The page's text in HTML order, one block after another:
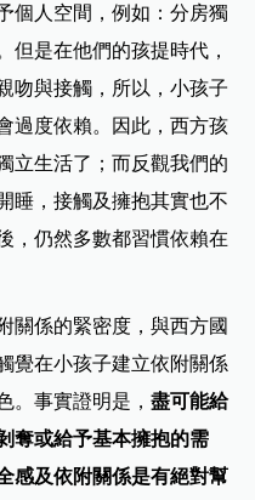
個人空間，例如：分房獨
但是在他們的孩提時代，
吻與接觸，所以，小孩子
過度依賴。因此，西方孩
立生活了；而反觀我們的
睡，接觸及擁抱其實也不
，仍然多數都習慣依賴在
關係的緊密度，與西方國
覺在小孩子建立依附關係
。事實證明是，盡可能給
奪或給予基本擁抱的需
感及依附關係是有絕對幫